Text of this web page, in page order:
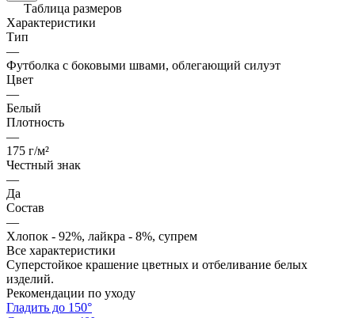
Таблица размеров
Характеристики
Тип
—
Футболка с боковыми швами, облегающий силуэт
Цвет
—
Белый
Плотность
—
175 г/м²
Честный знак
—
Да
Состав
—
Хлопок - 92%, лайкра - 8%, супрем
Все характеристики
Суперстойкое крашение цветных и отбеливание белых
изделий.
Рекомендации по уходу
Гладить до 150°